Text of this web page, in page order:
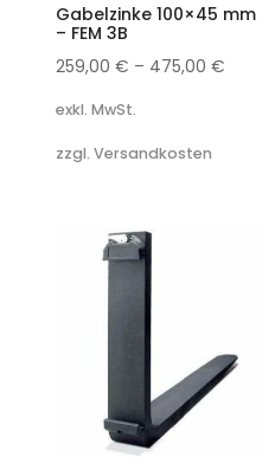
Gabelzinke 100×45 mm
– FEM 3B
259,00€ – 475,00€
exkl. MwSt.
zzgl. Versandkosten